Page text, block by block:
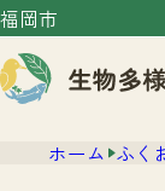
福岡市
ホーム ふく